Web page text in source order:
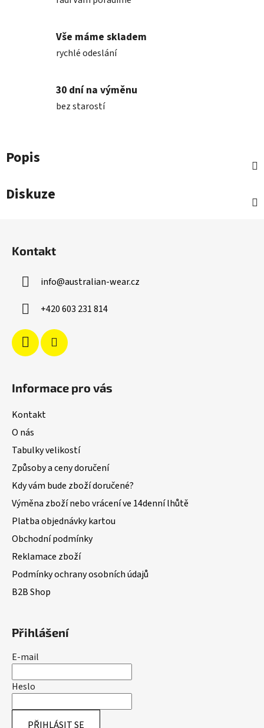
Vše máme skladem
rychlé odeslání
30 dní na výměnu
bez starostí
Popis
Diskuze
Kontakt
info@australian-wear.cz
+420 603 231 814
Informace pro vás
Kontakt
O nás
Tabulky velikostí
Způsoby a ceny doručení
Kdy vám bude zboží doručené?
Výměna zboží nebo vrácení ve 14denní lhůtě
Platba objednávky kartou
Obchodní podmínky
Reklamace zboží
Podmínky ochrany osobních údajů
B2B Shop
Přihlášení
E-mail
Heslo
PŘIHLÁSIT SE